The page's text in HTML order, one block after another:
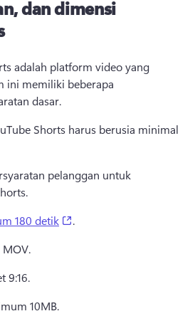
dan dimensi
adalah platform video yang
ini memiliki beberapa
dasar.
Shorts harus berusia minimal
pelanggan untuk
180 detik
.
9:16.
10MB.